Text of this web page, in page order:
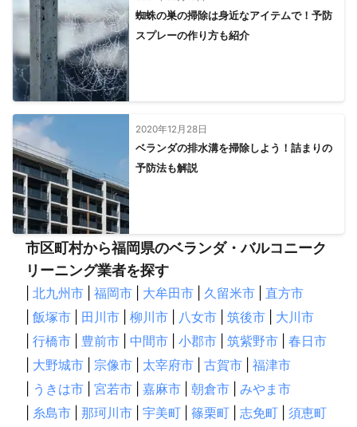
蜘蛛の巣の掃除は身近なアイテムで！予防
スプレーの作り方も紹介
2020年12月28日
ベランダの排水溝を掃除しよう！詰まりの
予防法も解説
市区町村から福岡県のベランダ・バルコニーク
リーニング業者を探す
北九州市 福岡市 大牟田市 久留米市
直方市
飯塚市 田川市 柳川市 八女市 筑後市
大川市
行橋市 豊前市 中間市 小郡市 筑紫野市
春日市
大野城市 宗像市 太宰府市 古賀市
福津市
うきは市 宮若市 嘉麻市 朝倉市
みやま市
糸島市 那珂川市 宇美町 篠栗町 志免町
須恵町